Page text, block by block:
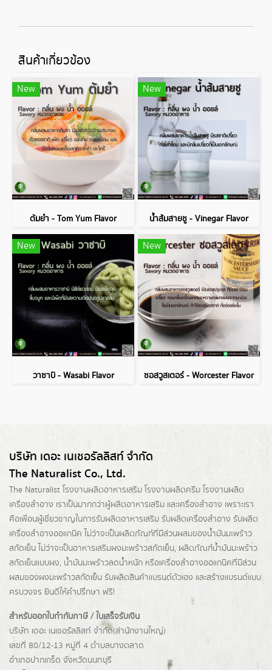
สินค้าเกี่ยวข้อง
New
ต้มยำ - Tom Yum Flavor
New
น้ำส้มสายชู - Vinegar Flavor
New
วาซาบิ - Wasabi Flavor
New
ซอสวูสเตอร์ - Worcester Flavor
บริษัท เดอะ เนเชอรัลลิสท์ จำกัด
The Naturalist Co., Ltd.
The Naturalist โรงงานผลิตอาหารเสริม โรงงานผลิตครีม โรงงานผลิต
เครื่องสำอาง เราเป็นมากกว่าผู้ผลิตอาหารเสริม และเครื่องสำอาง เพราะเรา
คือเพื่อนผู้เชี่ยวชาญในการรับผลิตอาหารเสริม รับผลิตเครื่องสำอาง รับผลิต
เครื่องสำอางออแกนิค ไม่ว่าจะเป็นผลิตภัณฑ์ที่มีส่วนผสมของน้ำมันมะพร้าว
สกัดเย็น ไม่ว่าจะเป็นอาหารเสริมผงมะพร้าวสกัดเย็น, ผลิตภัณฑ์น้ำมันมะพร้าว
สกัดเย็นแบบผง, น้ำมันมะพร้าวลดน้ำหนัก หรือเครื่องสำอางออแกนิคที่มีส่วน
ผสมของผงมะพร้าวสกัดเย็น รับผลิตสินค้าแบรนด์ตัวเอง และสร้างแบรนด์แบบ
ครบวงจร ยินดีให้คำปรึกษา ฟรี!
สำหรับออกใบกำกับภาษี / ใบเสร็จรับเงิน
บริษัท เดอะ เนเชอรัลลิสท์ จำกัด(ส่านักงานใหญ่)
เลขที่ 80/12-13 หมู่ที่ 4 ตำบลบางตลาด
อำเภอปากเกร็ด จังหวัดนนทบุรี